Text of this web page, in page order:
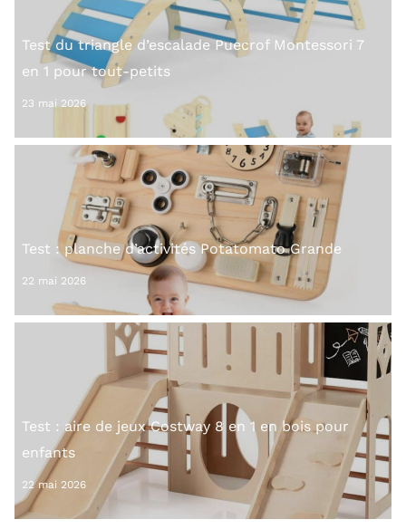
Test du triangle d’escalade Puecrof Montessori 7
en 1 pour tout-petits
23 mai 2026
Test : planche d’activités Potatomato Grande
22 mai 2026
Test : aire de jeux Costway 8 en 1 en bois pour
enfants
22 mai 2026